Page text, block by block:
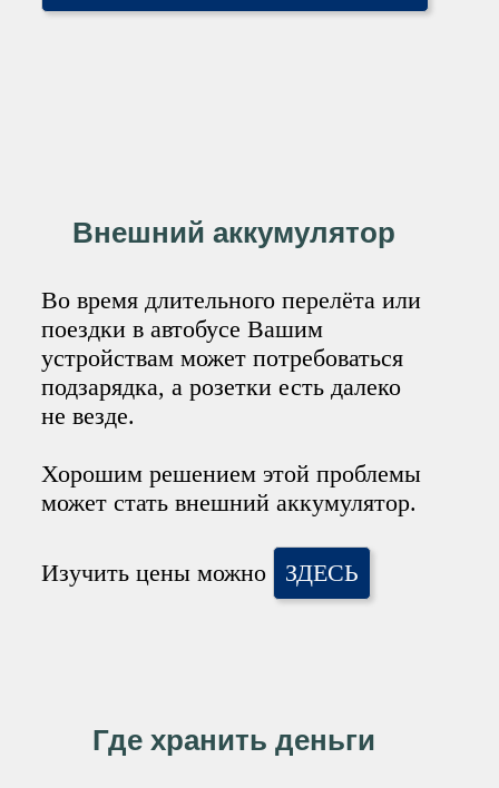
Внешний аккумулятор
Во время длительного перелёта или
поездки в автобусе Вашим
устройствам может потребоваться
подзарядка, а розетки есть далеко
не везде.
Хорошим решением этой проблемы
может стать внешний аккумулятор.
Изучить цены можно ЗДЕСЬ
Где хранить деньги